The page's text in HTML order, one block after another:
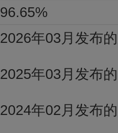
96.65%
2026年03月发布
2025年03月发布
2024年02月发布